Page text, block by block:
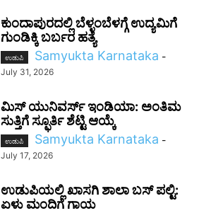
ಕುಂದಾಪುರದಲ್ಲಿ ಬೆಳ್ಳಂಬೆಳಗ್ಗೆ ಉದ್ಯಮಿಗೆ
ಗುಂಡಿಕ್ಕಿ ಬರ್ಬರ ಹತ್ಯೆ
ಉಡುಪಿ Samyukta Karnataka -
July 31, 2026
ಮಿಸ್ ಯುನಿವರ್ಸ್ ಇಂಡಿಯಾ: ಅಂತಿಮ
ಸುತ್ತಿಗೆ ಸ್ಫೂರ್ತಿ ಶೆಟ್ಟಿ ಆಯ್ಕೆ
ಉಡುಪಿ Samyukta Karnataka -
July 17, 2026
ಉಡುಪಿಯಲ್ಲಿ ಖಾಸಗಿ ಶಾಲಾ ಬಸ್ ಪಲ್ಟಿ:
ಏಳು ಮಂದಿಗೆ ಗಾಯ